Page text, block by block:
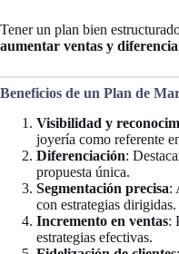
Tener un plan bien
aumentar ventas y
Beneficios de un Plan de
Visibilidad y
joyería como referente
Diferenciación:
propuesta única.
Segmentación precisa:
con estrategias dirigidas.
Incremento en ventas:
estrategias efectivas.